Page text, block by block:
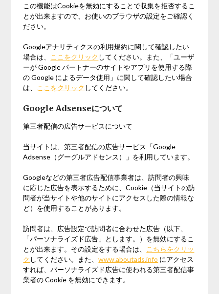
この機能はCookieを無効にすることで収集を拒否するこ
とが出来ますので、お使いのブラウザの設定をご確認く
ださい。
Googleアナリティクスの利用規約に関して確認したい
場合は、 ここをクリック してください。また、「ユーザ
ーが Google パートナーのサイトやアプリを使用する際
の Google によるデータ使用」に関して確認したい場合
は、 ここをクリック してください。
Google Adsenseについて
第三者配信の広告サービスについて
当サイトは、第三者配信の広告サービス「Google
Adsense（グーグルアドセンス）」を利用しています。
Googleなどの第三者広告配信事業者は、訪問者の興味
に応じた広告を表示するために、Cookie（当サイトの訪
問者が当サイトや他のサイトにアクセスした際の情報な
ど）を使用することがあります。
訪問者は、広告設定で訪問者に合わせた広告（以下、
「パーソナライズド広告」とします。）を無効にするこ
とが出来ます。その設定をする場合は、 こちらをクリッ
ク してください。また、www.aboutads.info にアクセス
すれば、パーソナライズド広告に使われる第三者配信事
業者の Cookie を無効にできます。